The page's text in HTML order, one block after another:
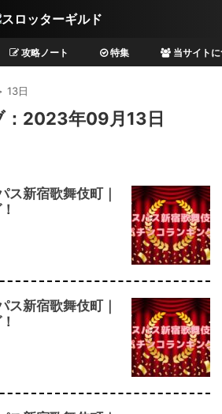
攻略ノート 特集 当サイト
13日
：2023年09月13日
新宿歌舞伎町｜
新宿歌舞伎町｜